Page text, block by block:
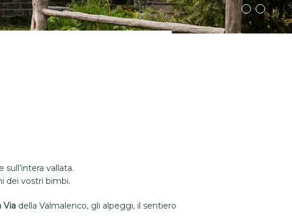
vallata.
dei vostri bimbi.
Via della Valmalenco, gli alpeggi, il sentiero